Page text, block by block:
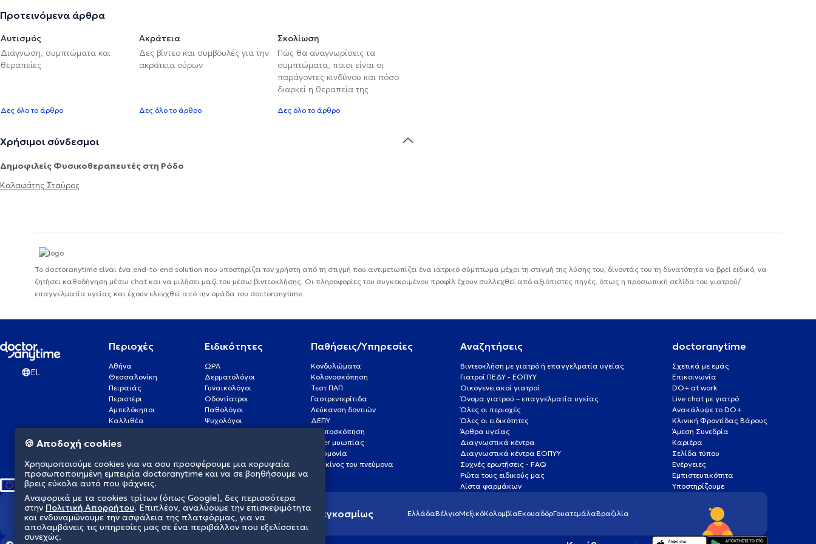
Προτεινόμενα άρθρα
Αυτισμός
Διάγνωση, συμπτώματα και
θεραπείες
Δες όλο το άρθρο
Ακράτεια
Δες βίντεο και συμβουλές για την
ακράτεια ούρων
Δες όλο το άρθρο
Σκολίωση
Πώς θα αναγνωρίσεις τα
συμπτώματα, ποιοι είναι οι
παράγοντες κινδύνου και πόσο
διαρκεί η θεραπεία της
Δες όλο το άρθρο
Χρήσιμοι σύνδεσμοι
Δημοφιλείς Φυσικοθεραπευτές στη Ρόδο
Καλαφάτης Σταύρος
Το doctoranytime είναι ένα end-to-end solution που υποστηρίζει τον χρήστη από τη στιγμή που αντιμετωπίζει ένα ιατρικό σύμπτωμα μέχρι τη στιγμή της λύσης του, δίνοντάς του τη δυνατότητα να βρεί ειδικό, να
ζητήσει καθοδήγηση μέσω chat και να μιλήσει μαζί του μέσω βιντεοκλήσης. Οι πληροφορίες του συγκεκριμένου προφίλ έχουν συλλεχθεί από αξιόπιστες πηγές, όπως η προσωπική σελίδα του γιατρού/
επαγγελματία υγείας και έχουν ελεγχθεί από την ομάδα του doctoranytime.
EL
Περιοχές
Αθήνα
Θεσσαλονίκη
Πειραιάς
Περιστέρι
Αμπελόκηποι
Καλλιθέα
Γλυφάδα
Νέα Σμύρνη
Ειδικότητες
ΩΡΛ
Δερματολόγοι
Γυναικολόγοι
Οδοντίατροι
Παθολόγοι
Ψυχολόγοι
Καρδιολόγοι
Παθήσεις/Υπηρεσίες
Κονδυλώματα
Κολονοσκόπηση
Τεστ ΠΑΠ
Γαστρεντερίτιδα
Λεύκανση δοντιών
ΔΕΠΥ
Κολποσκόπηση
Laser μυωπίας
Πνευμονία
Καρκίνος του πνεύμονα
Αναζητήσεις
Βιντεοκλήση με γιατρό ή επαγγελματία υγείας
Γιατροί ΠΕΔΥ - ΕΟΠΥΥ
Οικογενειακοί γιατροί
Όνομα γιατρού – επαγγελματία υγείας
Όλες οι περιοχές
Όλες οι ειδικότητες
Άρθρα υγείας
Διαγνωστικά κέντρα
Διαγνωστικά κέντρα ΕΟΠΥΥ
Συχνές ερωτήσεις - FAQ
Ρώτα τους ειδικούς μας
Λίστα φαρμάκων
doctoranytime
Σχετικά με εμάς
Επικοινωνία
DO+ at work
Live chat με γιατρό
Ανακάλυψε το DO+
Κλινική Φροντίδας Βάρους
Άμεση Συνεδρία
Καριέρα
Σελίδα τύπου
Ενέργειες
Εμπιστευτικότητα
Υποστηρίζουμε
Διαμορφώνουμε το μέλλον της υγείας παγκοσμίως ΕλλάδαΒέλγιοΜεξικόΚολομβίαΕκουαδόρΓουατεμάλαΒραζιλία
🍪 Αποδοχή cookies
Χρησιμοποιούμε cookies για να σου προσφέρουμε μια κορυφαία
προσωποποιημένη εμπειρία doctoranytime και να σε βοηθήσουμε να
βρεις εύκολα αυτό που ψάχνεις.
Αναφορικά με τα cookies τρίτων (όπως Google), δες περισσότερα
στην Πολιτική Απορρήτου. Επιπλέον, αναλύουμε την επισκεψιμότητα
και ενδυναμώνουμε την ασφάλεια της πλατφόρμας, για να
απολαμβάνεις τις υπηρεσίες μας σε ένα περιβάλλον που εξελίσσεται
συνεχώς.